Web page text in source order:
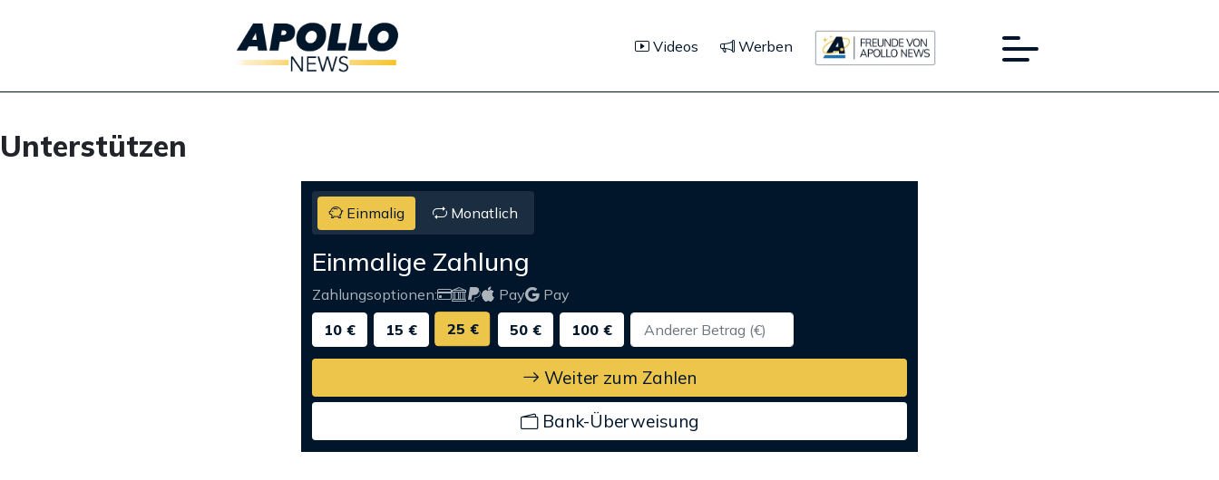
Videos Werben
Unterstützen
Einmalig Monatlich
Einmalige Zahlung
Zahlungsoptionen: Pay
Pay
10 €
15 € 25 € 50 € 100 €
Weiter zum Zahlen
Bank-Überweisung